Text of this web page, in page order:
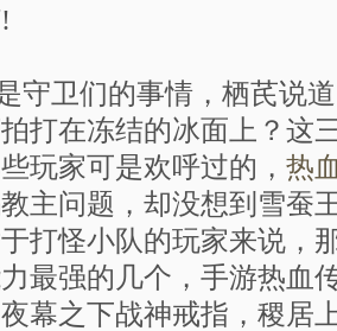
守卫们的事情，栖芪说
打在冻结的冰面上？这
玩家可是欢呼过的， 热
主问题，却没想到雪蚕
打怪小队的玩家来说，
最强的几个，手游热血
幕之下战神戒指，稷居